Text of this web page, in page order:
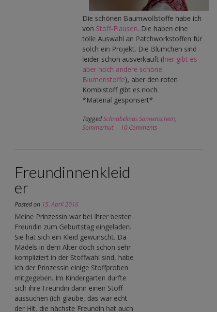
Die schönen Baumwollstoffe habe ich
von Stoff-Flausen. Die haben eine
tolle Auswahl an Patchworkstoffen für
solch ein Projekt. Die Blümchen sind
leider schon ausverkauft (hier gibt es
aber noch andere schöne
Blumenstoffe), aber den roten
Kombistoff gibt es noch.
*Material gesponsert*
TaggedSchnabelinas Sonnenschein,
Sommerhut
10 Comments
Freundinnenkleid
er
Posted on 15. April 2016
Meine Prinzessin war bei Ihrer besten
Freundin zum Geburtstag eingeladen.
Sie hat sich ein Kleid gewünscht. Da
Mädels in dem Alter doch schon sehr
kompliziert in der Stoffwahl sind, habe
ich der Prinzessin einige Stoffproben
mitgegeben. Im Kindergarten durfte
sich ihre Freundin dann einen Stoff
aussuchen (ich glaube, das war echt
der Hit, die nächste Freundin hat auch